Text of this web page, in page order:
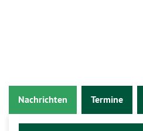
Nachrichten Termine